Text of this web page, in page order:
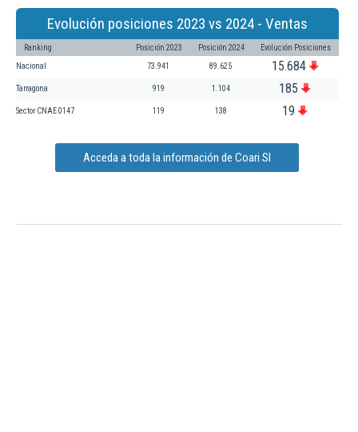
Evolución posiciones 2023 vs 2024 - Ventas
Ranking Posición 2023 Posición 2024 Evolución Posiciones
Nacional 73.941 89.625 15.684
Tarragona 919 1.104 185
Sector CNAE 0147 119 138 19
Acceda a toda la información de Coari Sl